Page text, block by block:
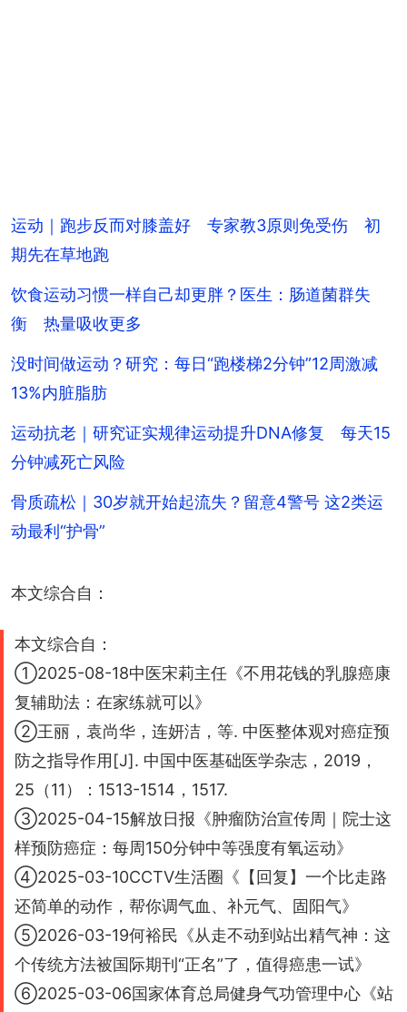
运动｜跑步反而对膝盖好 专家教3原则免受伤 初
期先在草地跑
饮食运动习惯一样自己却更胖？医生：肠道菌群失
衡 热量吸收更多
没时间做运动？研究：每日“跑楼梯2分钟”12周激减
13%内脏脂肪
运动抗老｜研究证实规律运动提升DNA修复 每天15
分钟减死亡风险
骨质疏松｜30岁就开始起流失？留意4警号 这2类运
动最利“护骨”
本文综合自：
本文综合自：
①2025-08-18中医宋莉主任《不用花钱的乳腺癌康
复辅助法：在家练就可以》
②王丽，袁尚华，连妍洁，等. 中医整体观对癌症预
防之指导作用[J]. 中国中医基础医学杂志，2019，
25（11）：1513-1514，1517.
③2025-04-15解放日报《肿瘤防治宣传周｜院士这
样预防癌症：每周150分钟中等强度有氧运动》
④2025-03-10CCTV生活圈《【回复】一个比走路
还简单的动作，帮你调气血、补元气、固阳气》
⑤2026-03-19何裕民《从走不动到站出精气神：这
个传统方法被国际期刊“正名”了，值得癌患一试》
⑥2025-03-06国家体育总局健身气功管理中心《站